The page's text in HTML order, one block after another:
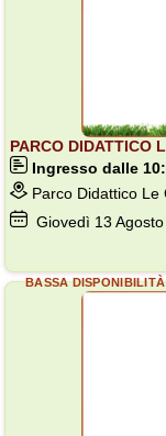
PARCO DIDATTICO
Ingresso dalle
Parco Didattico Le
Giovedì 13
BASSA DISPONIBILITÀ